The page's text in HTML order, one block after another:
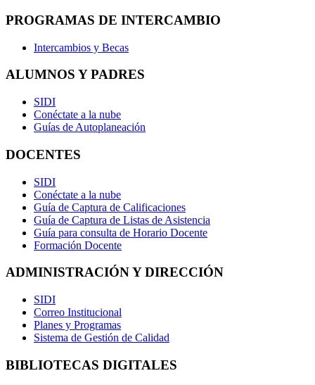
PROGRAMAS DE INTERCAMBIO
Intercambios y Becas
ALUMNOS Y PADRES
SIDI
Conéctate a la nube
Guías de Autoplaneación
DOCENTES
SIDI
Conéctate a la nube
Guía de Captura de Calificaciones
Guía de Captura de Listas de Asistencia
Guía para consulta de Horario Docente
Formación Docente
ADMINISTRACIÓN Y DIRECCIÓN
SIDI
Correo Institucional
Planes y Programas
Sistema de Gestión de Calidad
BIBLIOTECAS DIGITALES